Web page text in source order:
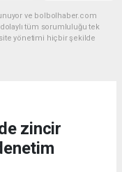
ve bolbolhaber.com
tüm sorumluluğu tek
site yönetimi hiçbir şekilde
zincir